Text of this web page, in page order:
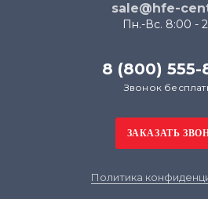
sale@hfe-
Пн.-Вс. 8:00 -
8 (800) 555-
Звонок
Политика